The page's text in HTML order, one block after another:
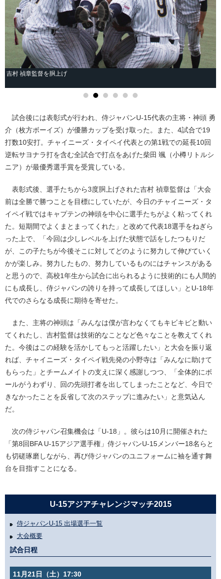
吉村 禎章監督を胴上げ
試合後には表彰式が行われ、侍ジャパンU-15代表の主将・神頭 勇
介（枚方ボーイズ）が優勝カップを受け取った。また、4試合で19
打数10安打。チャイニーズ・タイペイ代表との第1戦での延長10回
逆転サヨナラ打を含む全試合で打点をあげた柴田 颯（小樽リトルシ
ニア）が最優秀選手賞を受賞している。
表彰式後、選手たちから3度胴上げされた吉村 禎章監督は「大会
前は全勝で勝つことを目標にしていたが、今日のチャイニーズ・タ
イペイ戦ではキャプテンの神頭を中心に選手たちがよく粘ってくれ
た。短期間でよくまとまってくれた」と改めて代表18選手をねぎら
った上で、「今回は少しレベルを上げた状態で話をしたつもりだ
が、この子たちが今後そこに対してどのように努力して伸びていく
かが楽しみ。努力したもの、努力しているものにはチャンスがある
と思うので、高校1年生から試合に出られるように技術的にも人間的
にも成長し、侍ジャパンの誇りを持って成長してほしい」とU-18年
代でのさらなる成長に期待を寄せた。
また、主将の神頭は「みんなは僕が言わなくてもキビキビと動い
てくれたし、吉村監督は技術的なことなど色々なことを教えてくれ
た。今後はこの経験を活かしてもっと活躍したい」と大会を振り返
れば、チャイニーズ・タイペイ戦先発の小野寺は「みんなに助けて
もらった」とチームメイトの支えに深く感謝しつつ、「全体的にボ
ールがうわずり、回の先頭打者を出してしまったことなど、今日で
きなかったことを反省して次のステップに進みたい」と意気込ん
だ。
次の侍ジャパン召集機会は「U-18」。彼らは10月に開催された
「第8回BFA U-15アジア選手権」侍ジャパンU-15メンバー18名らと
も切磋琢磨しながら、再び侍ジャパンのユニフォームに袖を通す舞
台を目指すことになる。
U-15アジアチャレンジマッチ2015
侍ジャパンU-15 出場選手一覧
大会概要
試合日程
11月21日（土）17:30